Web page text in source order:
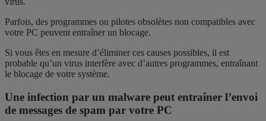
Parfois, des programmes ou pilotes obsolètes non compatibles avec
votre PC peuvent entraîner un blocage.
Si vous êtes en mesure d’éliminer ces causes possibles, il est
probable qu’un virus interfère avec d’autres programmes, entraînant
le blocage de votre système.
Une infection par un malware peut entraîner l’envoi
de messages de spam par votre PC